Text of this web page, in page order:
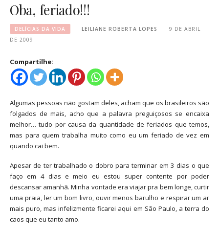
Oba, feriado!!!
DELÍCIAS DA VIDA LEILIANE ROBERTA LOPES
9 DE ABRIL
DE 2009
Compartilhe:
Algumas pessoas não gostam deles, acham que os brasileiros são
folgados de mais, acho que a palavra preguiçosos se encaixa
melhor… tudo por causa da quantidade de feriados que temos,
mas para quem trabalha muito como eu um feriado de vez em
quando cai bem.
Apesar de ter trabalhado o dobro para terminar em 3 dias o que
faço em 4 dias e meio eu estou super contente por poder
descansar amanhã. Minha vontade era viajar pra bem longe, curtir
uma praia, ler um bom livro, ouvir menos barulho e respirar um ar
mais puro, mas infelizmente ficarei aqui em São Paulo, a terra do
caos que eu tanto amo.